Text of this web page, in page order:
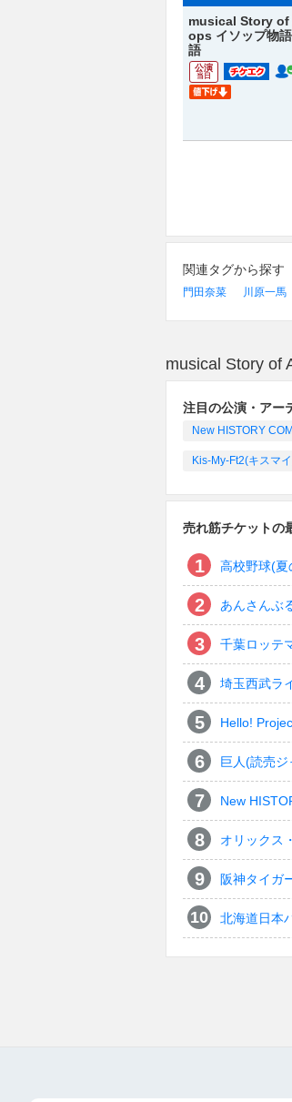
musical Story of
ops イソップ物
語
公演
当日
関連タグから探す
門田奈菜 川原一馬
musical Story of
注目の公演・アー
New HISTORY
Kis-My-Ft2(キスマ
売れ筋チケットの
高校野球(夏
あんさんぶ
千葉ロッテ
埼玉西武ラ
Hello!
巨人(読売ジ
New
オリックス
阪神タイガ
北海道日本